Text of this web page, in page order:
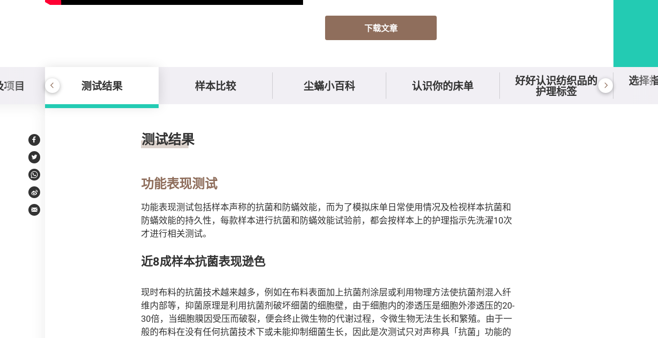
下载文章
项目 测试结果 样本比较 尘蟎小百科 认识你的床单 好好认识纺织品的
护理标签
选择
Facebook
Twitter
WhatsApp
Weibo
Email
测试结果
测试结果
功能表现测试
功能表现测试包括样本声称的抗菌和防蟎效能，而为了模拟床单日常使用情况及检视样本抗菌和
防蟎效能的持久性，每款样本进行抗菌和防蟎效能试验前，都会按样本上的护理指示先洗濯10次
才进行相关测试。
近8成样本抗菌表现逊色
现时布料的抗菌技术越来越多，例如在布料表面加上抗菌剂涂层或利用物理方法使抗菌剂混入纤
维内部等，抑菌原理是利用抗菌剂破坏细菌的细胞壁，由于细胞内的渗透压是细胞外渗透压的20-
30倍，当细胞膜因受压而破裂，便会终止微生物的代谢过程，令微生物无法生长和繁殖。由于一
般的布料在没有任何抗菌技术下或未能抑制细菌生长，因此是次测试只对声称具「抗菌」功能的